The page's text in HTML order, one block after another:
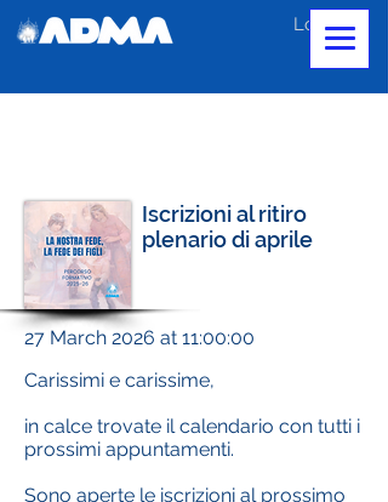
Log In
Iscrizioni al ritiro
plenario di aprile
27 March 2026 at 11:00:00
Carissimi e carissime,
in calce trovate il calendario con tutti i
prossimi appuntamenti.
Sono aperte le iscrizioni al prossimo